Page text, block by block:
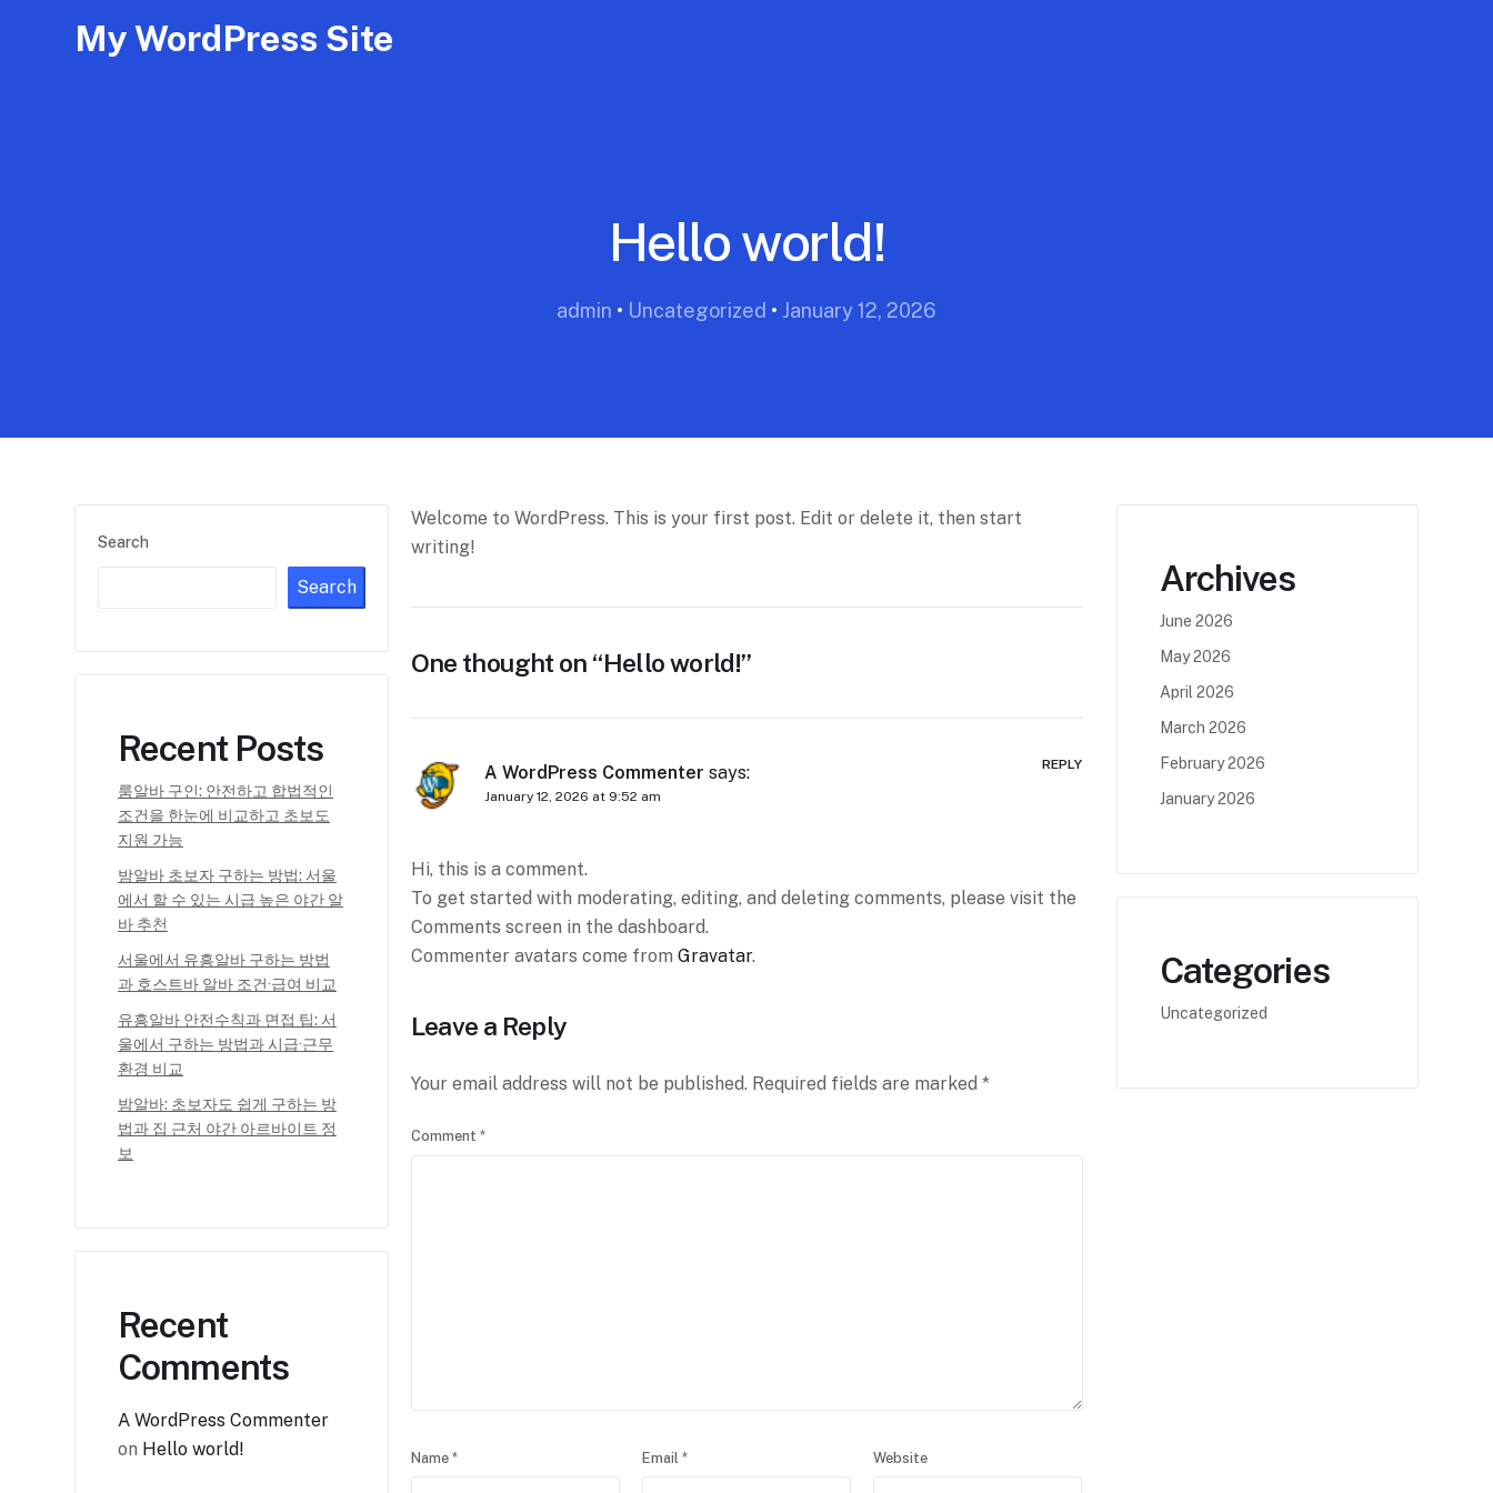
My WordPress Site
Hello world!
admin • Uncategorized • January 12, 2026
Search
Search
Recent Posts
룸알바 구인: 안전하고 합법적인
조건을 한눈에 비교하고 초보도
지원 가능
밤알바 초보자 구하는 방법: 서울
에서 할 수 있는 시급 높은 야간 알
바 추천
서울에서 유흥알바 구하는 방법
과 호스트바 알바 조건·급여 비교
유흥알바 안전수칙과 면접 팁: 서
울에서 구하는 방법과 시급·근무
환경 비교
밤알바: 초보자도 쉽게 구하는 방
법과 집 근처 야간 아르바이트 정
보
Recent
Comments
A WordPress Commenter
on Hello world!
Welcome to WordPress. This is your first post. Edit or delete it, then start
writing!
One thought on “Hello world!”
A WordPress Commenter says:
January 12, 2026 at 9:52 am
Hi, this is a comment.
To get started with moderating, editing, and deleting comments, please visit the
Comments screen in the dashboard.
Commenter avatars come from Gravatar.
REPLY
Leave a Reply
Your email address will not be published. Required fields are marked *
Comment *
Name * Email * Website
Archives
June 2026
May 2026
April 2026
March 2026
February 2026
January 2026
Categories
Uncategorized